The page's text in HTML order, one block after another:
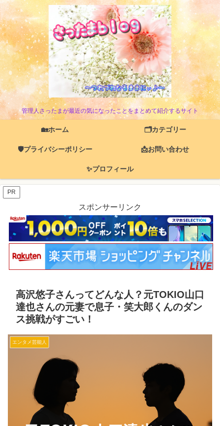
管理人さったまが最近の気になったことをまとめて紹介するサイト
🏡ホーム 🗂️カテゴリー
🛡️プライバシーポリシー 📩お問い合わせ
✨プロフィール
PR
スポンサーリンク
高沢悠子さんってどんな人？元TOKIO山口
達也さんの元妻で息子・笑大郎くんのダン
ス挑戦がすごい！
エンタメ芸能人